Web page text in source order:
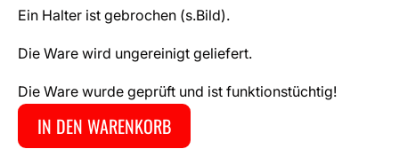
Ein Halter ist gebrochen (s.Bild).
Die Ware wird ungereinigt geliefert.
Die Ware wurde geprüft und ist funktionstüchtig!
IN DEN WARENKORB